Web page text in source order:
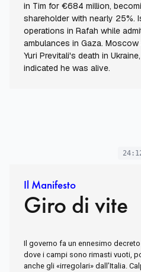
in Tim for €684 million,
shareholder with nearly 25%.
operations in Rafah while
ambulances in Gaza.
Yuri Previtali's death in
indicated he was alive.
Il Manifesto
Giro di vite
Il governo fa un ennesimo
dove i campi sono rimasti vuoti,
anche gli «irregolari» dall’Italia.